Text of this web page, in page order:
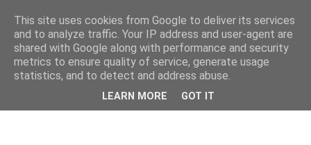
This site uses cookies from Google to deliver its services
and to analyze traffic. Your IP address and user-agent are
shared with Google along with performance and security
metrics to ensure quality of service, generate usage
statistics, and to detect and address abuse.
LEARN MORE GOT IT